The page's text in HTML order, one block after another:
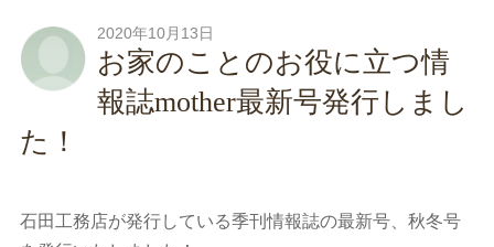
2020年10月13日
お家のことのお役に立つ情
報誌mother最新号発行しまし
た！
石田工務店が発行している季刊情報誌の最新号、秋冬号